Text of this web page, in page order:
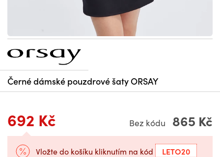
Černé dámské pouzdrové šaty ORSAY
692 Kč Bez kódu 865 Kč
Vložte do košíku kliknutím na kód LETO20